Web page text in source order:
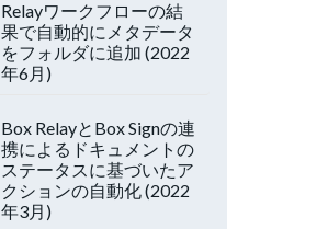
Relayワークフローの結
果で自動的にメタデータ
をフォルダに追加 (2022
年6月)
Box RelayとBox Signの連
携によるドキュメントの
ステータスに基づいたア
クションの自動化 (2022
年3月)